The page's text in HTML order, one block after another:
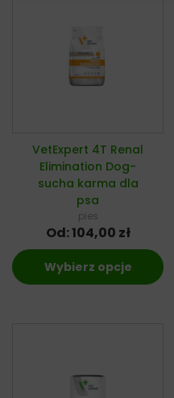
VetExpert 4T Renal
Elimination Dog-
sucha karma dla
psa
pies
Od:104,00 zł
Wybierz opcje